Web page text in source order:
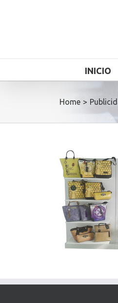
INICIO
Home >